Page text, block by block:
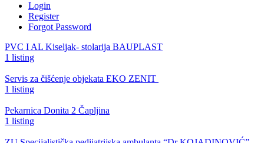
Login
Register
Forgot Password
PVC I AL Kiseljak- stolarija BAUPLAST
1 listing
Servis za čišćenje objekata EKO ZENIT
1 listing
Pekarnica Donita 2 Čapljina
1 listing